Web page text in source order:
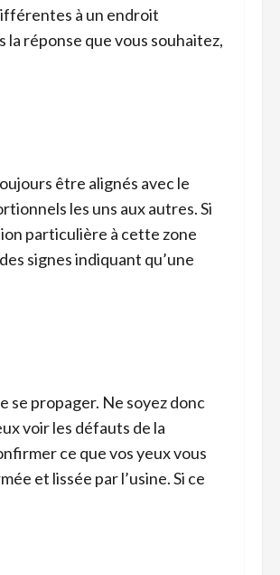
à un endroit
la réponse que vous souhaitez,
être alignés avec le
les uns aux autres. Si
particulière à cette zone
signes indiquant qu’une
se propager. Ne soyez donc
voir les défauts de la
ce que vos yeux vous
et lissée par l’usine. Si ce